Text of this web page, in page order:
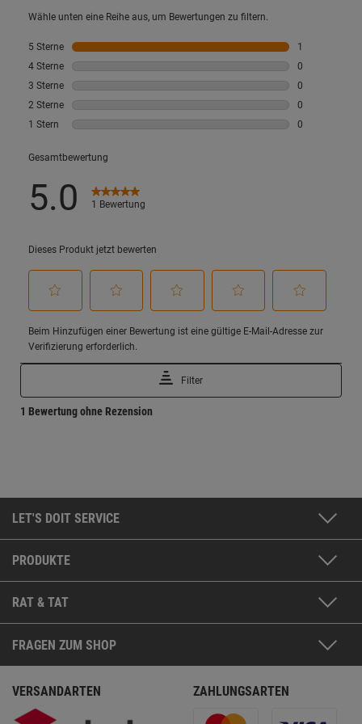
LET'S DOIT SERVICE
PRODUKTE
RAT & TAT
FRAGEN ZUM SHOP
VERSANDARTEN ZAHLUNGSARTEN